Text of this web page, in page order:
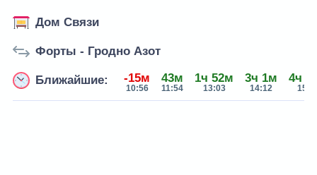
Дом Связи
Форты - Гродно Азот
Ближайшие: -15м
10:56
43м
11:54
1ч 52м
13:03
3ч 1м
14:12
4ч